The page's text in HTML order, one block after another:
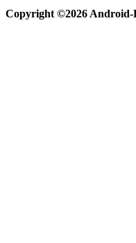
Copyright ©2026 Android-